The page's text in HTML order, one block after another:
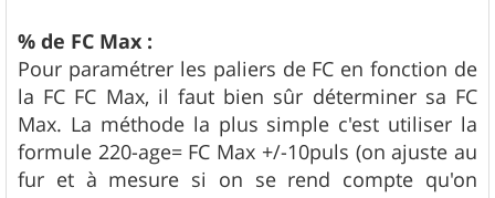
% de FC Max :
Pour paramétrer les paliers de FC en fonction de
la FC FC Max, il faut bien sûr déterminer sa FC
Max. La méthode la plus simple c'est utiliser la
formule 220-age= FC Max +/-10puls (on ajuste au
fur et à mesure si on se rend compte qu'on